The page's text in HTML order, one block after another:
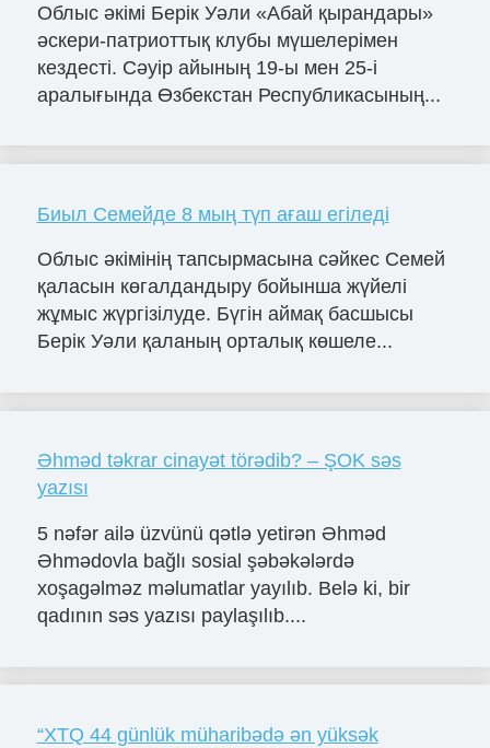
Облыс әкімі Берік Уәли «Абай қырандары»
әскери-патриоттық клубы мүшелерімен
кездесті. Сәуір айының 19-ы мен 25-і
аралығында Өзбекстан Республикасының...
Биыл Семейде 8 мың түп ағаш егіледі
Облыс әкімінің тапсырмасына сәйкес Семей
қаласын көгалдандыру бойынша жүйелі
жұмыс жүргізілуде. Бүгін аймақ басшысы
Берік Уәли қаланың орталық көшеле...
Əhməd təkrar cinayət törədib? – ŞOK səs
yazısı
5 nəfər ailə üzvünü qətlə yetirən Əhməd
Əhmədovla bağlı sosial şəbəkələrdə
xoşagəlməz məlumatlar yayılıb. Belə ki, bir
qadının səs yazısı paylaşılıb....
“XTQ 44 günlük müharibədə ən yüksək